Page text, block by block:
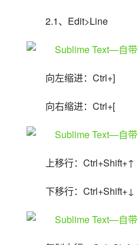
2.1、Edit>Line
向左缩进：Ctrl+]　　
向右缩进：Ctrl+[　　
上移行：Ctrl+Shift+↑
下移行：Ctrl+Shift+↓